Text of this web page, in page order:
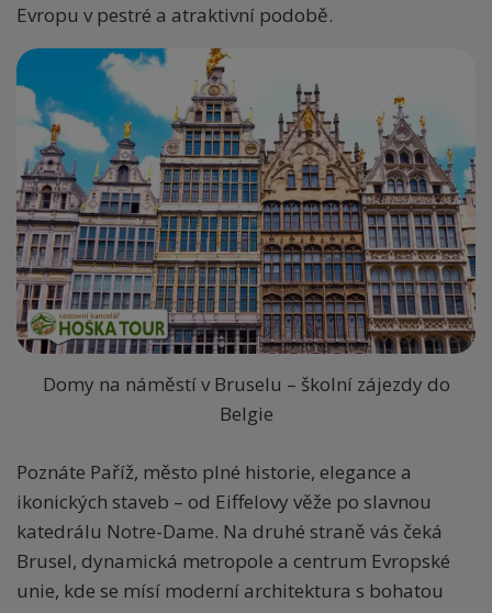
Evropu v pestré a atraktivní podobě.
Domy na náměstí v Bruselu – školní zájezdy do
Belgie
Poznáte Paříž, město plné historie, elegance a
ikonických staveb – od Eiffelovy věže po slavnou
katedrálu Notre-Dame. Na druhé straně vás čeká
Brusel, dynamická metropole a centrum Evropské
unie, kde se mísí moderní architektura s bohatou